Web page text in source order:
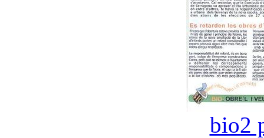
bio2